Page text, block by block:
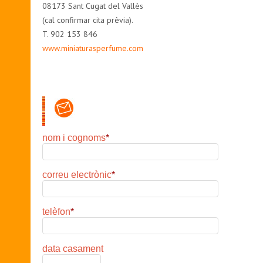
08173 Sant Cugat del Vallès
(cal confirmar cita prèvia).
T. 902 153 846
www.miniaturasperfume.com
nom i cognoms*
correu electrònic*
telèfon*
data casament